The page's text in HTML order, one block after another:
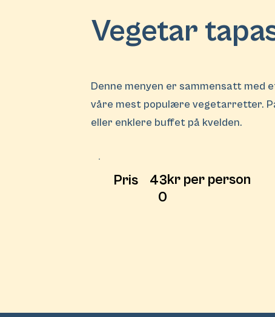
Vegetar
Denne menyen er sammensatt med
våre mest populære vegetarretter.
eller enklere buffet på kvelden.
Pris
43
0
kr per person